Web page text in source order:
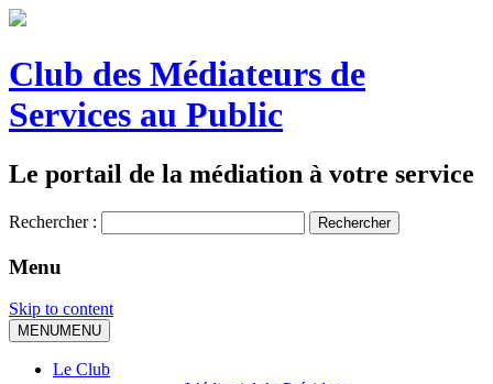
Club des Médiateurs de
Services au Public
Le portail de la médiation à votre service
Rechercher :
Menu
Skip to content
MENUMENU
Le Club